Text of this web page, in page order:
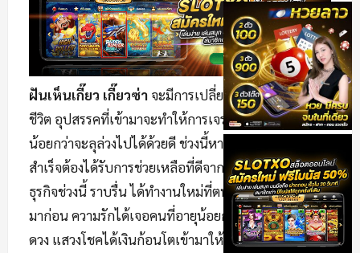
ฝันเห็นเกี๊ยว เกี๊ยวซ่า จะมีการเปลี่ยนแปลงเข้ามาใน
ชีวิต อุปสรรคที่เข้ามาจะทำให้การเจรจาต้องใช้เวลาไม่
น้อยกว่าจะลุล่วงไปได้ด้วยดี ช่วงนี้หากจะประสบความ
สำเร็จต้องได้รับการช่วยเหลือที่ดีจากคนรอบข้าง กิจการ
ธุรกิจช่วงนี้ ราบรื่น ได้ทำงานใหม่ที่ตนเองไม่เคยทำงาน
มาก่อน ความรักได้เจอคนที่อายุน้อยกว่าเข้าหา ดารเสี่ยง
ดวง แสวงโชคได้เงินก้อนโตเข้ามาให้มีเงินเก็บได้